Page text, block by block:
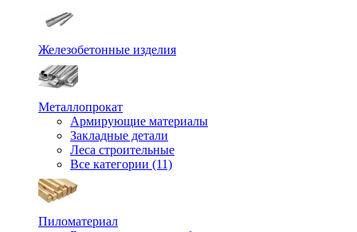
Железобетонные изделия
Металлопрокат
Армирующие материалы
Закладные детали
Леса строительные
Все категории (11)
Пиломатериал